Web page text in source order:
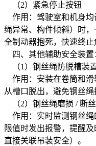
（2）紧急停止按钮
作用：驾驶室和机身均
绳异常、构件倾斜）时
全制动器抱死，快速终止
四、其他辅助安全装置
（1）钢丝绳防脱槽装
作用：安装在卷筒和滑
从槽口脱出，避免钢丝绳
（2）钢丝绳磨损 / 断
作用：实时监测钢丝绳
限值时发出报警，提醒
直接关联吊装安全）。